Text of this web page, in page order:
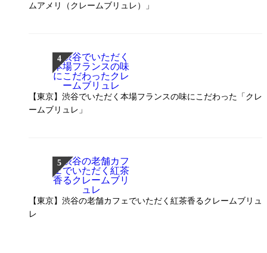
ムアメリ（クレームブリュレ）」￼
【東京】渋谷でいただく本場フランスの味にこだわった「クレ
ームブリュレ」
【東京】渋谷の老舗カフェでいただく紅茶香るクレームブリュ
レ